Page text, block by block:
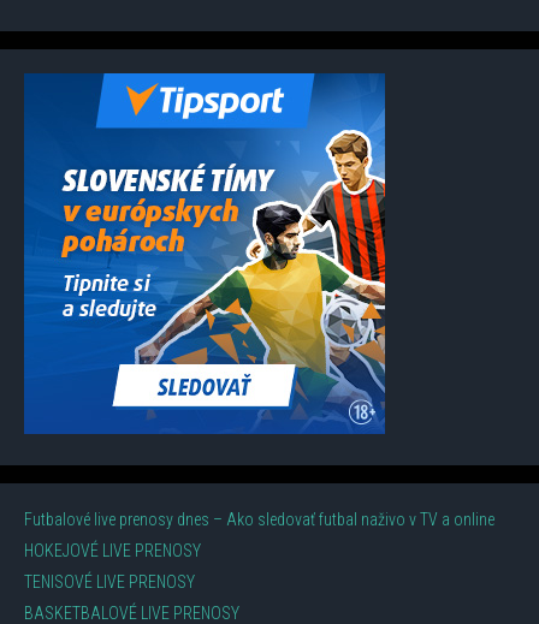
Futbalové live prenosy dnes – Ako sledovať futbal naživo v TV a online
HOKEJOVÉ LIVE PRENOSY
TENISOVÉ LIVE PRENOSY
BASKETBALOVÉ LIVE PRENOSY